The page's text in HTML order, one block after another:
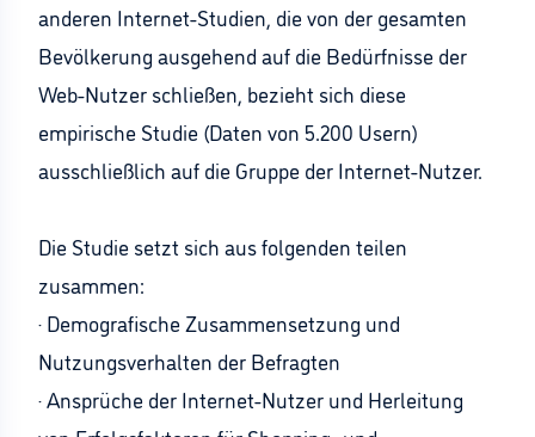
anderen Internet-Studien, die von der gesamten
Bevölkerung ausgehend auf die Bedürfnisse der
Web-Nutzer schließen, bezieht sich diese
empirische Studie (Daten von 5.200 Usern)
ausschließlich auf die Gruppe der Internet-Nutzer.
Die Studie setzt sich aus folgenden teilen
zusammen:
· Demografische Zusammensetzung und
Nutzungsverhalten der Befragten
· Ansprüche der Internet-Nutzer und Herleitung